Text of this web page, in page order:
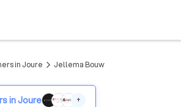
in Joure arrow_forward_ios Jellema Bouw
in Joure +